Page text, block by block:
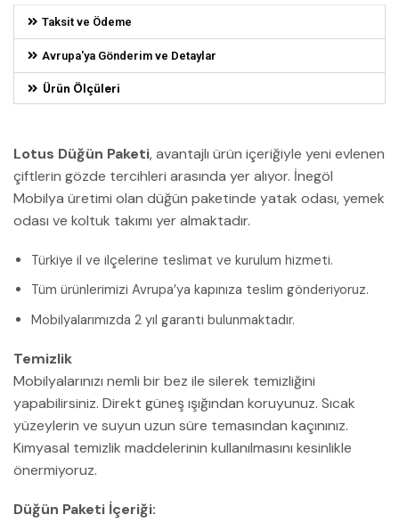
Taksit ve Ödeme
Avrupa'ya Gönderim ve Detaylar
Ürün Ölçüleri
Lotus Düğün Paketi, avantajlı ürün içeriğiyle yeni evlenen
çiftlerin gözde tercihleri arasında yer alıyor. İnegöl
Mobilya üretimi olan düğün paketinde yatak odası, yemek
odası ve koltuk takımı yer almaktadır.
Türkiye il ve ilçelerine teslimat ve kurulum hizmeti.
Tüm ürünlerimizi Avrupa’ya kapınıza teslim gönderiyoruz.
Mobilyalarımızda 2 yıl garanti bulunmaktadır.
Temizlik
Mobilyalarınızı nemli bir bez ile silerek temizliğini
yapabilirsiniz. Direkt güneş ışığından koruyunuz. Sıcak
yüzeylerin ve suyun uzun süre temasından kaçınınız.
Kimyasal temizlik maddelerinin kullanılmasını kesinlikle
önermiyoruz.
Düğün Paketi İçeriği: